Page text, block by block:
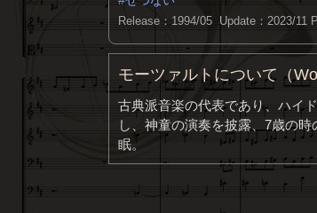
Release：1994/05 Update：2023/11
モーツァルトについて（
古典派音楽の代表であり、ハイ
し、神童の演奏を披露、7歳の
眠。